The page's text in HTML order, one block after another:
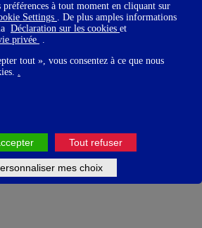
préférences à tout moment en cliquant sur
Settings . De plus amples informations
Déclaration sur les cookies et
privée .
tout », vous consentez à ce que nous
.
Tout refuser
mes choix